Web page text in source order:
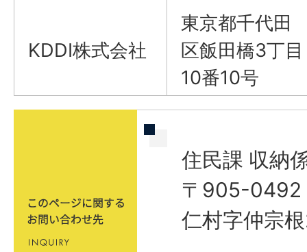
KDDI株式会社
東京都千代田
区飯田橋3丁目
10番10号
住民課 収納
〒905-0492
仁村字仲宗